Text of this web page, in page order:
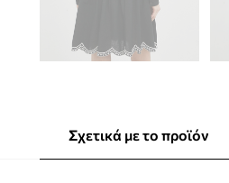
Σχετικά με το προϊόν